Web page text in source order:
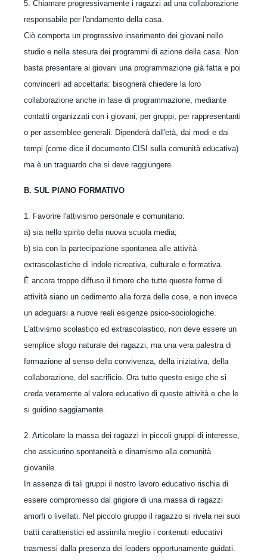
5. Chiamare progressivamente i ragazzi ad una collaborazione
responsabile per l'andamento della casa.
Ciò comporta un progressivo inserimento dei giovani nello
studio e nella stesura dei programmi di azione della casa. Non
basta presentare ai giovani una programmazione già fatta e poi
convincerli ad accettarla: bisognerà chiedere la loro
collaborazione anche in fase di programmazione, mediante
contatti organizzati con i giovani, per gruppi, per rappresentanti
o per assemblee generali. Dipenderà dall'età, dai modi e dai
tempi (come dice il documento CISI sulla comunità educativa)
ma è un traguardo che si deve raggiungere.
B. SUL PIANO FORMATIVO
1. Favorire l'attivismo personale e comunitario:
a) sia nello spirito della nuova scuola media;
b) sia con la partecipazione spontanea alle attività
extrascolastiche di indole ricreativa, culturale e formativa.
È ancora troppo diffuso il timore che tutte queste forme di
attività siano un cedimento alla forza delle cose, e non invece
un adeguarsi a nuove reali esigenze psico-sociologiche.
L'attivismo scolastico ed extrascolastico, non deve essere un
semplice sfogo naturale dei ragazzi, ma una vera palestra di
formazione al senso della convivenza, della iniziativa, della
collaborazione, del sacrificio. Ora tutto questo esige che si
creda veramente al valore educativo di queste attività e che le
si guidino saggiamente.
2. Articolare la massa dei ragazzi in piccoli gruppi di interesse,
che assicurino spontaneità e dinamismo alla comunità
giovanile.
In assenza di tali gruppi il nostro lavoro educativo rischia di
essere compromesso dal grigiore di una massa di ragazzi
amorfi o livellati. Nel piccolo gruppo il ragazzo si rivela nei suoi
tratti caratteristici ed assimila meglio i contenuti educativi
trasmessi dalla presenza dei leaders opportunamente guidati.